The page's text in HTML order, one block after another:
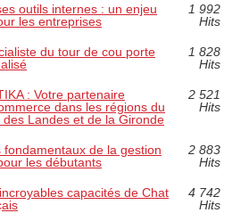
outils internes : un enjeu
les entreprises
1 992
Hits
du tour de cou porte
1 828
Hits
: Votre partenaire
dans les régions du
des Landes et de la Gironde
2 521
Hits
fondamentaux de la gestion
les débutants
2 883
Hits
capacités de Chat
4 742
Hits